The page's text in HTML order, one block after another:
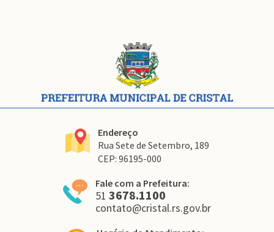
Conteúdo
Rodapé
Endereço
Rua Sete de Setembro, 189
CEP: 96195-000
Fale com a Prefeitura:
51 3678.1100
contato@cristal.rs.gov.br